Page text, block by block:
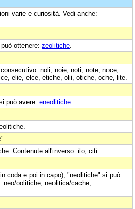
varie e curiosità. Vedi anche:
ottenere: zeolitiche
noli, noie, noti, note, noce,
elie, elce, etiche, olii, otiche, oche, lite.
può avere: eneolitiche
Contenute all'inverso: ilo, citi.
coda e poi in capo), "neolitiche" si può
oolitiche, neolitica/cache,